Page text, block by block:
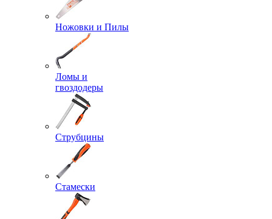
Ножовки и Пилы
Ломы и
гвоздодеры
Струбцины
Стамески